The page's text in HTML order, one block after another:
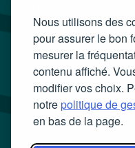
Nous utilisons des
pour assurer le bon
mesurer la
contenu affiché.
modifier vos choix.
notrepolitique de
en bas de la page.
Spa thermal d'Allevard
Carte cadeau spa Vichy
Carte cadeau spa
Carte cadeau spa
Carte cadeau spa